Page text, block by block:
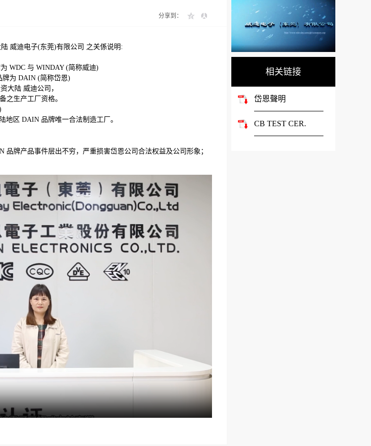
分享到：
威迪电子(东莞)有限公司 之关係说明:
WDC 与 WINDAY (简称威迪)
牌为 DAIN (简称岱恩)
大陆 威迪公司，
生产工厂资格。
区 DAIN 品牌唯一合法制造工厂。
品牌产品事件层出不穷，严重损害岱恩公司合法权益及公司形象；
相关链接
岱恩聲明
CB TEST CER.